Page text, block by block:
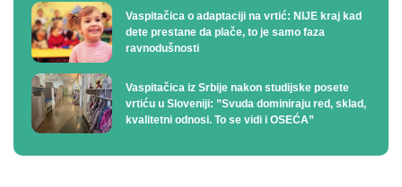
Vaspitačica o adaptaciji na vrtić: NIJE kraj kad
dete prestane da plače, to je samo faza
ravnodušnosti
Vaspitačica iz Srbije nakon studijske posete
vrtiću u Sloveniji: ”Svuda dominiraju red, sklad,
kvalitetni odnosi. To se vidi i OSEĆA”